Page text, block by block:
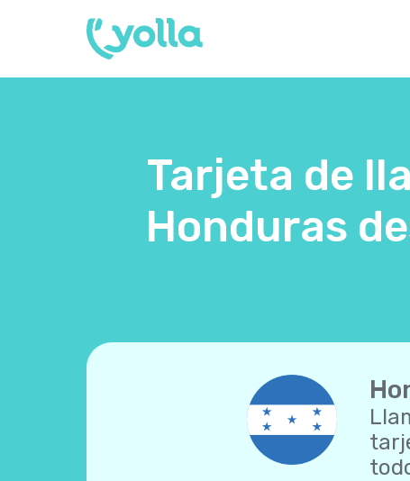
Tarjeta de
Honduras